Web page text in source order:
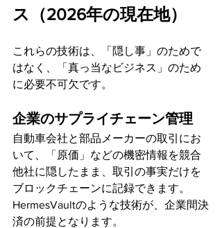
ス（2026年の現在地）
これらの技術は、「隠し事」のためで
はなく、「真っ当なビジネス」のため
に必要不可欠です。
企業のサプライチェーン管理
自動車会社と部品メーカーの取引にお
いて、「原価」などの機密情報を競合
他社に隠したまま、取引の事実だけを
ブロックチェーンに記録できます。
HermesVaultのような技術が、企業間決
済の前提となります。